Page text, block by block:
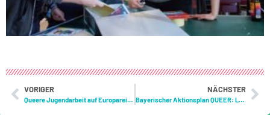
VORIGER
Queere Jugendarbeit auf Europareise: Unser Besuch in Prag
NÄCHSTER
Bayerischer Aktionsplan QUEER: Lambda begrüßt wichtigen Schritt für einen queersensiblen Freistaat